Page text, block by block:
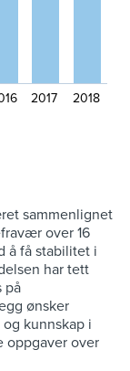
2017 2018
sammenlignet
over 16
å få stabilitet i
har tett
på
ønsker
kunnskap i
oppgaver over